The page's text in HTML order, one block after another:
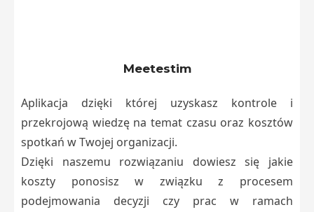
Meetestim
Aplikacja dzięki której uzyskasz kontrole i
przekrojową wiedzę na temat czasu oraz kosztów
spotkań w Twojej organizacji.
Dzięki naszemu rozwiązaniu dowiesz się jakie
koszty ponosisz w związku z procesem
podejmowania decyzji czy prac w ramach